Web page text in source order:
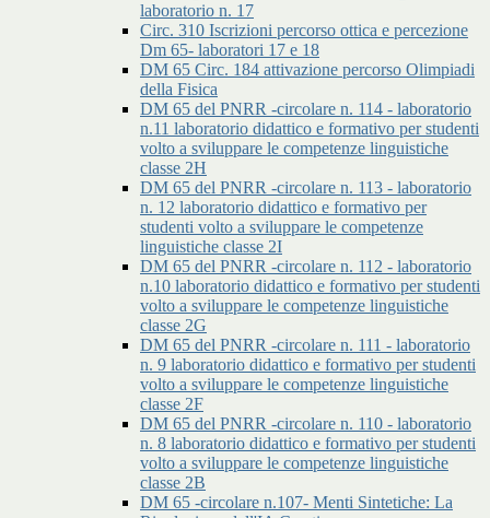
laboratorio n. 17
Circ. 310 Iscrizioni percorso ottica e percezione
Dm 65- laboratori 17 e 18
DM 65 Circ. 184 attivazione percorso Olimpiadi
della Fisica
DM 65 del PNRR -circolare n. 114 - laboratorio
n.11 laboratorio didattico e formativo per studenti
volto a sviluppare le competenze linguistiche
classe 2H
DM 65 del PNRR -circolare n. 113 - laboratorio
n. 12 laboratorio didattico e formativo per
studenti volto a sviluppare le competenze
linguistiche classe 2I
DM 65 del PNRR -circolare n. 112 - laboratorio
n.10 laboratorio didattico e formativo per studenti
volto a sviluppare le competenze linguistiche
classe 2G
DM 65 del PNRR -circolare n. 111 - laboratorio
n. 9 laboratorio didattico e formativo per studenti
volto a sviluppare le competenze linguistiche
classe 2F
DM 65 del PNRR -circolare n. 110 - laboratorio
n. 8 laboratorio didattico e formativo per studenti
volto a sviluppare le competenze linguistiche
classe 2B
DM 65 -circolare n.107- Menti Sintetiche: La